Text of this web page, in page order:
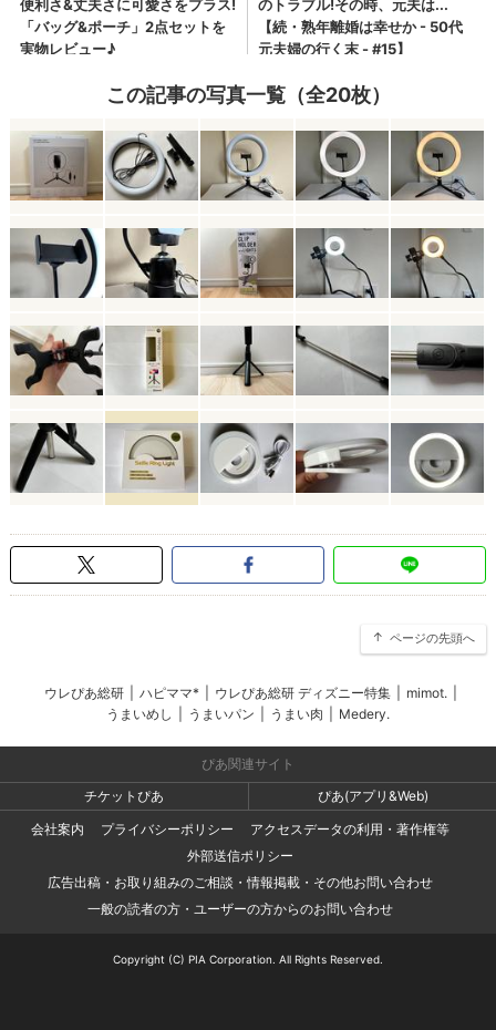
この記事の写真一覧（全20枚）
ページの先頭へ
ウレぴあ総研 ハピママ* ウレぴあ総研 ディズニー特集 mimot.
うまいめし
うまいパン うまい肉 Medery.
ぴあ関連サイト
チケットぴあ
ぴあ(アプリ&Web)
会社案内
プライバシーポリシー
アクセスデータの利用・著作権等
外部送信ポリシー
広告出稿・お取り組みのご相談・情報掲載・その他お問い合わせ
一般の読者の方・ユーザーの方からのお問い合わせ
Copyright (C) PIA Corporation. All Rights Reserved.